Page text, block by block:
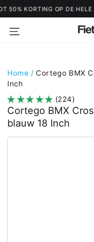
OP DE HELE
Home / Cortego BMX
Inch
(224)
Cortego BMX
blauw 18 Inch